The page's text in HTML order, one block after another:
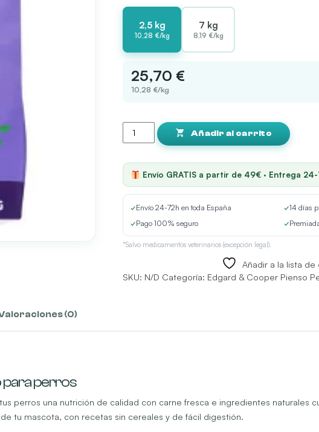
hasta
57,30 €
2,5 kg
10,28 €/kg
7 kg
8,19 €/kg
25,70 €
10,28 €/kg
Cooper
Medium
Pato
cantidad
Añadir al carrito
Envío GRATIS a partir de 49€ · Entrega
✓Envío 24-72h en toda España ✓14 días
✓Pago 100% seguro ✓
*Salvo medicamentos veterinarios (excepción legal).
Añadir a la lista de
SKU: N/D Categoría: Edgard & Cooper Pienso
(0)
para perros
perros una nutrición de calidad con carne fresca e ingredientes naturales
tu mascota, con recetas sin cereales y de fácil digestión.